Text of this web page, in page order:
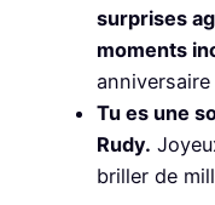
surprises
moments
anniversaire
Tu es une
Rudy.
briller de